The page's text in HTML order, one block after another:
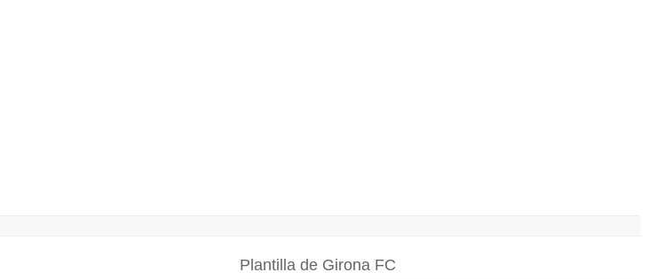
Plantilla de Girona FC